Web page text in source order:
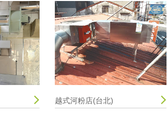
越式河粉店(台北)